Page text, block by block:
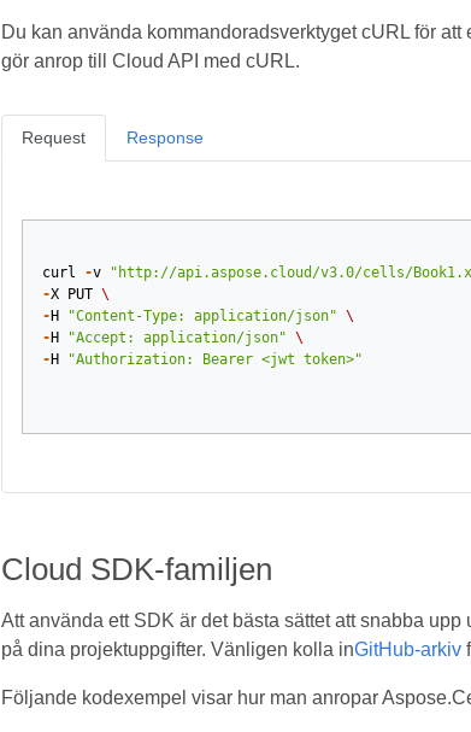
Du kan använda kommandoradsverktyget cURL för
gör anrop till Cloud API med cURL.
Request
curl -v
"http://api.aspose.cloud/v3.0/cells/
-X PUT \
- H "Content-Type: application/json" \
- H "Accept: application/json" \
- H "Authorization: Bearer <jwt token>"
Response
Cloud SDK-familjen
Att använda ett SDK är det bästa sättet att snabba
på dina projektuppgifter. Vänligen kolla inGitHub-arkiv
Följande kodexempel visar hur man anropar